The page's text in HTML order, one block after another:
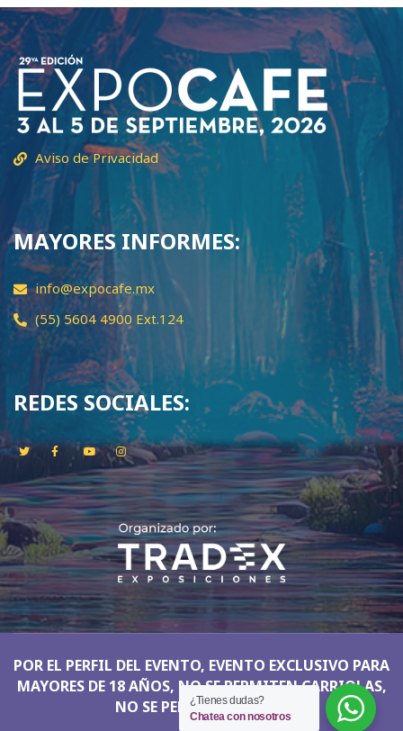
Aviso de Privacidad
MAYORES INFORMES:
info@expocafe.mx
(55) 5604 4900 Ext.124
REDES SOCIALES:
POR EL PERFIL DEL EVENTO, EVENTO EXCLUSIVO PARA
MAYORES DE 18 AÑOS, NO SE PERMITEN CARRIOLAS,
NO SE PERMITEN NIÑOS
¿Tienes dudas?
Chatea con nosotros